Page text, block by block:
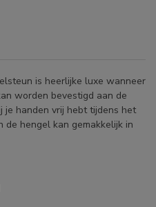
is heerlijke luxe wanneer
worden bevestigd aan de
je handen vrij hebt tijdens het
de hengel kan gemakkelijk in